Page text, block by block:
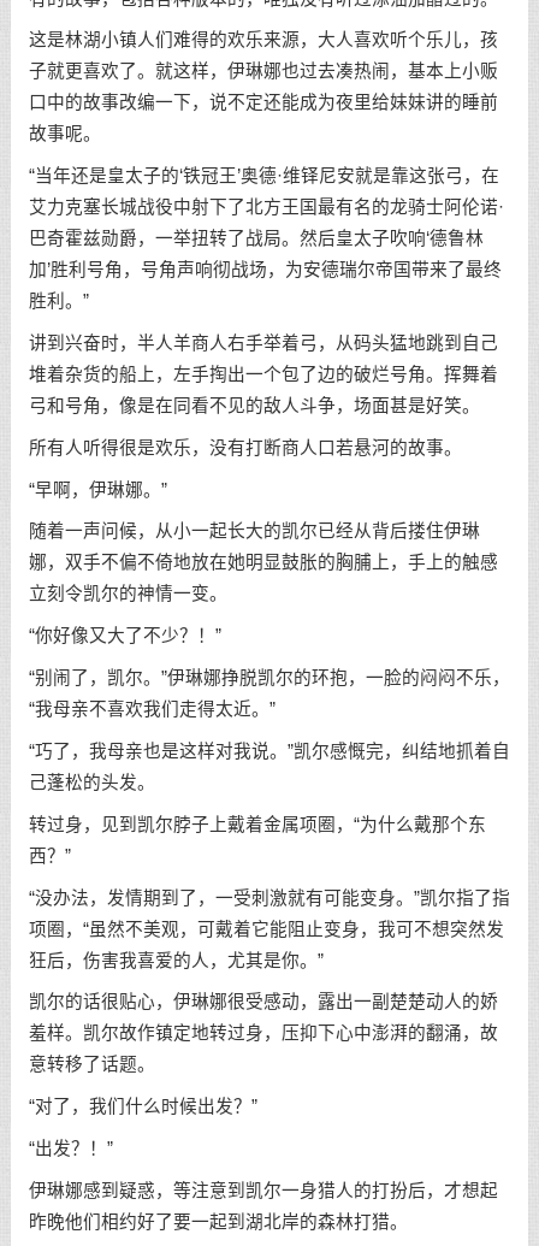
这是林湖小镇人们难得的欢乐来源，大人喜欢听个乐儿，孩
子就更喜欢了。就这样，伊琳娜也过去凑热闹，基本上小贩
口中的故事改编一下，说不定还能成为夜里给妹妹讲的睡前
故事呢。
“当年还是皇太子的‘铁冠王’奥德·维铎尼安就是靠这张弓，在
艾力克塞长城战役中射下了北方王国最有名的龙骑士阿伦诺·
巴奇霍兹勋爵，一举扭转了战局。然后皇太子吹响‘德鲁林
加’胜利号角，号角声响彻战场，为安德瑞尔帝国带来了最终
胜利。”
讲到兴奋时，半人羊商人右手举着弓，从码头猛地跳到自己
堆着杂货的船上，左手掏出一个包了边的破烂号角。挥舞着
弓和号角，像是在同看不见的敌人斗争，场面甚是好笑。
所有人听得很是欢乐，没有打断商人口若悬河的故事。
“早啊，伊琳娜。”
随着一声问候，从小一起长大的凯尔已经从背后搂住伊琳
娜，双手不偏不倚地放在她明显鼓胀的胸脯上，手上的触感
立刻令凯尔的神情一变。
“你好像又大了不少？！”
“别闹了，凯尔。”伊琳娜挣脱凯尔的环抱，一脸的闷闷不乐，
“我母亲不喜欢我们走得太近。”
“巧了，我母亲也是这样对我说。”凯尔感慨完，纠结地抓着自
己蓬松的头发。
转过身，见到凯尔脖子上戴着金属项圈，“为什么戴那个东
西？”
“没办法，发情期到了，一受刺激就有可能变身。”凯尔指了指
项圈，“虽然不美观，可戴着它能阻止变身，我可不想突然发
狂后，伤害我喜爱的人，尤其是你。”
凯尔的话很贴心，伊琳娜很受感动，露出一副楚楚动人的娇
羞样。凯尔故作镇定地转过身，压抑下心中澎湃的翻涌，故
意转移了话题。
“对了，我们什么时候出发？”
“出发？！”
伊琳娜感到疑惑，等注意到凯尔一身猎人的打扮后，才想起
昨晚他们相约好了要一起到湖北岸的森林打猎。